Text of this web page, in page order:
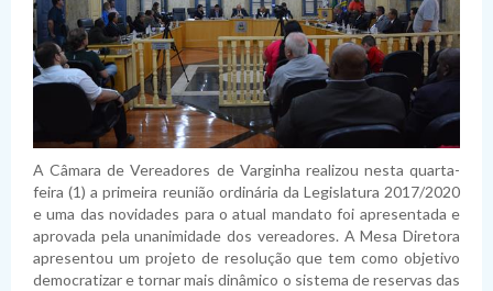
A Câmara de Vereadores de Varginha realizou nesta quarta-
feira (1) a primeira reunião ordinária da Legislatura 2017/2020
e uma das novidades para o atual mandato foi apresentada e
aprovada pela unanimidade dos vereadores. A Mesa Diretora
apresentou um projeto de resolução que tem como objetivo
democratizar e tornar mais dinâmico o sistema de reservas das